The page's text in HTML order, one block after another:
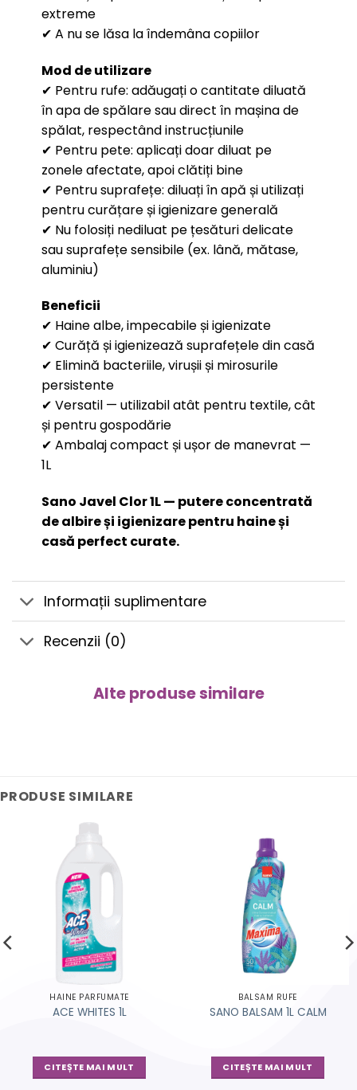
extreme
✔ A nu se lăsa la îndemâna copiilor
Mod de utilizare
✔ Pentru rufe: adăugați o cantitate diluată
în apa de spălare sau direct în mașina de
spălat, respectând instrucțiunile
✔ Pentru pete: aplicați doar diluat pe
zonele afectate, apoi clătiți bine
✔ Pentru suprafețe: diluați în apă și utilizați
pentru curățare și igienizare generală
✔ Nu folosiți nediluat pe țesături delicate
sau suprafețe sensibile (ex. lână, mătase,
aluminiu)
Beneficii
✔ Haine albe, impecabile și igienizate
✔ Curăță și igienizează suprafețele din casă
✔ Elimină bacteriile, virușii și mirosurile
persistente
✔ Versatil — utilizabil atât pentru textile, cât
și pentru gospodărie
✔ Ambalaj compact și ușor de manevrat —
1L
Sano Javel Clor 1L — putere concentrată
de albire și igienizare pentru haine și
casă perfect curate.
Informații suplimentare
Recenzii (0)
Alte produse similare
PRODUSE SIMILARE
HAINE PARFUMATE
ACE WHITES 1L
CITEȘTE MAI MULT
BALSAM RUFE
SANO BALSAM 1L CALM
CITEȘTE MAI MULT